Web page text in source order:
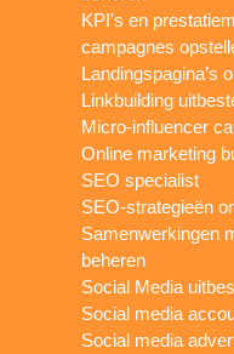
KPI's en
campagnes
Landingspagina’s
Linkbuilding
Micro-influencer
Online marketing
SEO specialist
SEO-strategieën
Samenwerkingen
beheren
Social Media
Social media
Social media